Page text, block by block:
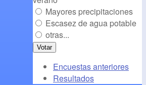
Mayores precipitaciones
Escasez de agua potable
otras...
Encuestas anteriores
Resultados